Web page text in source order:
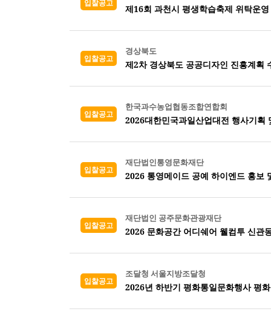
입찰공고
제16회 과천시 평생학습축제 위탁운
입찰공고
경상북도
제2차 경상북도 공공디자인 진흥계획
입찰공고
한국과수농업협동조합연합회
2026대한민국과일산업대전 행사기획
입찰공고
재단법인통영문화재단
2026 통영메이드 공예 하이엔드 홍보
입찰공고
재단법인 공주문화관광재단
2026 문화공간 어디쉐어 웰컴투 신관
입찰공고
조달청 서울지방조달청
2026년 하반기 평화통일문화행사 평